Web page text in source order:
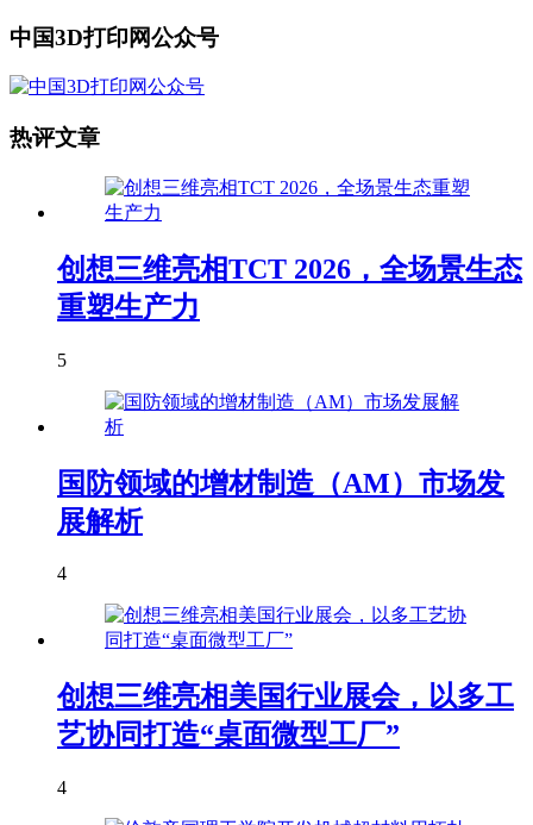
中国3D打印网公众号
热评文章
创想三维亮相TCT 2026，全场景生态
重塑生产力
5
国防领域的增材制造（AM）市场发
展解析
4
创想三维亮相美国行业展会，以多工
艺协同打造“桌面微型工厂”
4